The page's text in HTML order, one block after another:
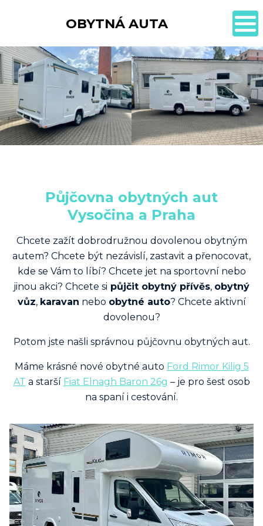
OBYTNÁ AUTA
Půjčovna obytných aut
Vysočina a Praha
Chcete zažít dobrodružnou dovolenou obytným
autem? Chcete být nezávislí, zastavit a přenocovat,
kde se Vám to líbí? Chcete jet na sportovní nebo
jinou akci? Chcete si půjčit obytný přívěs, obytný
vůz, karavan nebo obytné auto? Chcete aktivní
dovolenou?
Potom jste našli správnou půjčovnu obytných aut.
Máme krásné nové obytné auto Ford Rimor Kilig 5
AT a starší Fiat Elnagh Baron 26g – je pro šest osob
na spaní i cestování.